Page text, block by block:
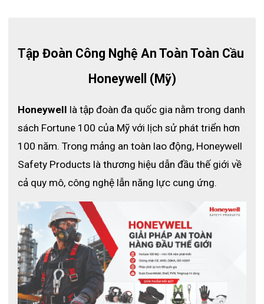
Mặt nạ Pano dành cho SCBA
Tập Đoàn Công Nghệ An Toàn Toàn Cầu
Honeywell (Mỹ)
Honeywell là tập đoàn đa quốc gia nằm trong danh
sách Fortune 100 của Mỹ với lịch sử phát triển hơn
100 năm. Trong mảng an toàn lao động, Honeywell
Safety Products là thương hiệu dẫn đầu thế giới về
cả quy mô, công nghệ lẫn năng lực cung ứng.